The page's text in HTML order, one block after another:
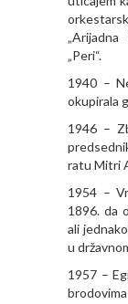
„Peri“.
1940 –
okupirala
1946 –
ratu Mitri
1954 –
1896. da
ali
u
1957 –